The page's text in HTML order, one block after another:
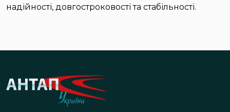
надійності, довгостроковості та стабільності.